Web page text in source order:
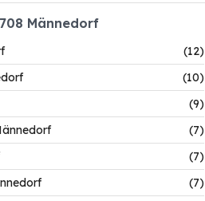
Männedorf
(12)
(10)
(9)
(7)
(7)
(7)